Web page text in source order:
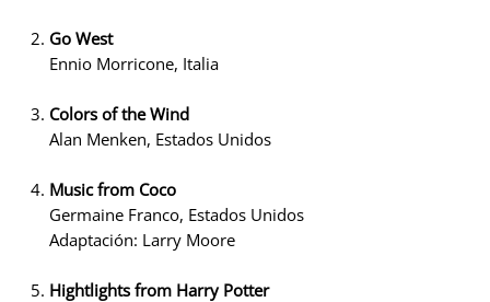
Go West
Ennio Morricone, Italia
Colors of the Wind
Alan Menken, Estados Unidos
Music from Coco
Germaine Franco, Estados Unidos
Adaptación: Larry Moore
Hightlights from Harry Potter